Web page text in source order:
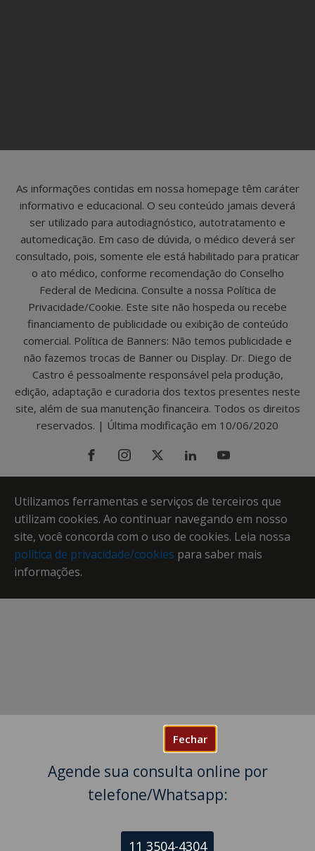
Fechar
Agende sua consulta online por
telefone/Whatsapp:
11 3504-4304
As informações contidas em nossa homepage têm caráter
informativo e educacional. O seu conteúdo jamais deverá
ser utilizado para autodiagnóstico, autotratamento e
automedicação. Em caso de dúvida, o médico deverá ser
consultado, pois, somente ele está habilitado para praticar
o ato médico, conforme recomendação do Conselho
Federal de Medicina. Consulte a nossa Política de
Privacidade/Cookie. Este site não hospeda ou recebe
financiamento de publicidade ou exibição de conteúdo
comercial. Política de Banners: Não temos publicidade e
não fazemos trocas de Banner ou Display. Dr. Diego de
Castro é pessoalmente responsável pela produção,
edição, adaptação e curadoria dos textos presentes neste
site, além de sua manutenção financeira. Todos os direitos
reservados. | Última modificação em 10/06/2020
Utilizamos ferramentas e serviços de terceiros que
utilizam cookies. Ao continuar navegando em nosso
site, você concorda com o uso de cookies. Leia nossa
política de privacidade/cookies para saber mais
informações.